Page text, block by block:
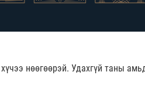
нөөгөөрэй. Удахгүй таны